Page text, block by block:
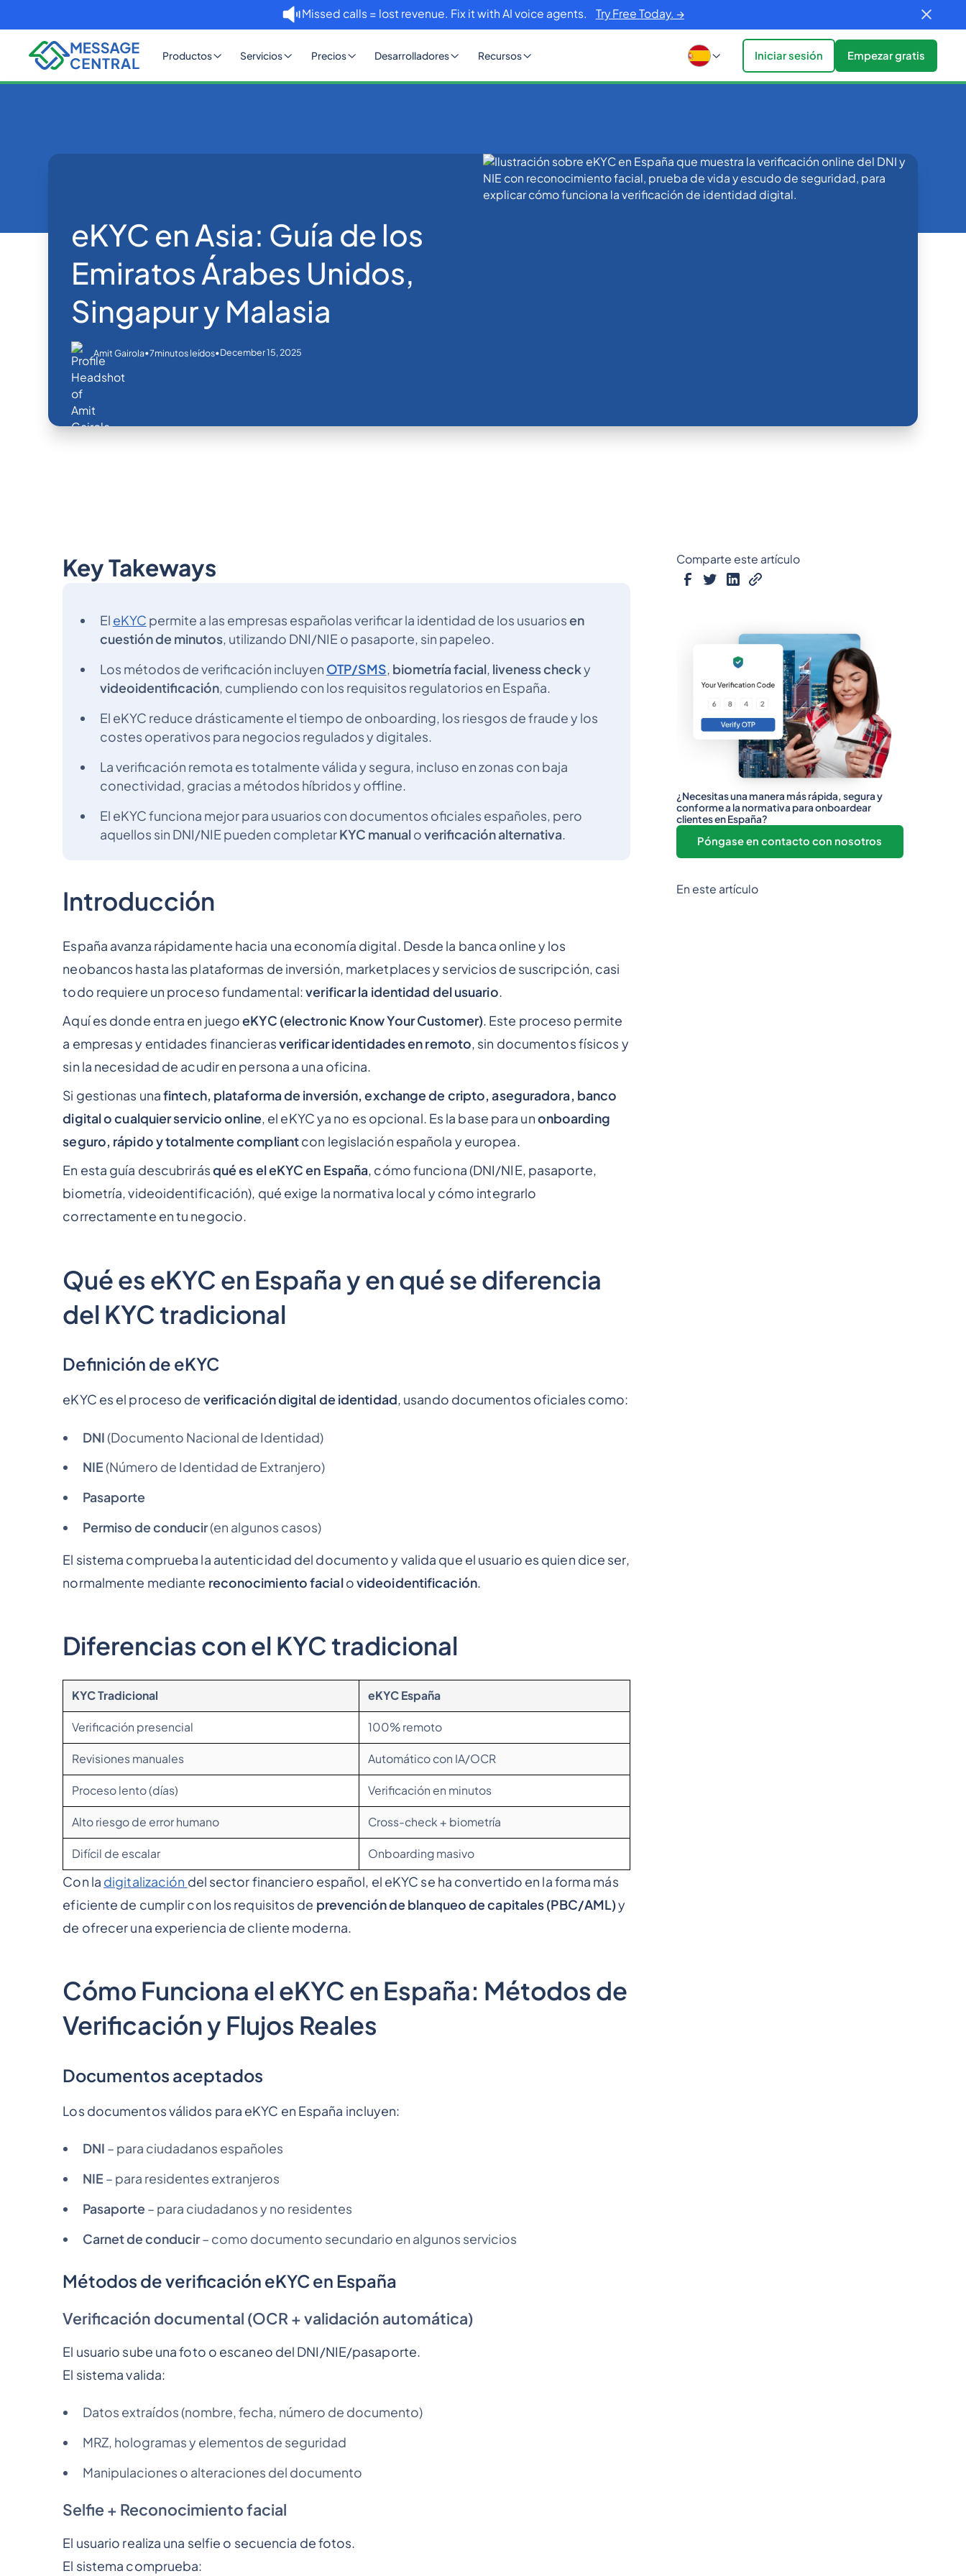
Missed calls = lost revenue. Fix it with AI voice agents. Try Free Today. →
Productos Servicios Precios Desarrolladores Recursos Iniciar sesión Empezar gratis
eKYC en Asia: Guía de los Emiratos Árabes Unidos, Singapur y Malasia
eKYC en Asia: Guía de los
Emiratos Árabes Unidos,
Singapur y Malasia
Amit Gairola•7minutos leídos•December 15, 2025
Key Takeways
El eKYC permite a las empresas españolas verificar la identidad de los usuariosen
cuestión de minutos, utilizando DNI/NIE o pasaporte, sin papeleo.
Los métodos de verificación incluyen OTP/SMS, biometría facial, liveness checky
videoidentificación, cumpliendo con los requisitos regulatorios en España.
El eKYC reduce drásticamente el tiempo de onboarding, los riesgos de fraude y los
costes operativos para negocios regulados y digitales.
La verificación remota es totalmente válida y segura, incluso en zonas con baja
conectividad, gracias a métodos híbridos y offline.
El eKYC funciona mejor para usuarios con documentos oficiales españoles, pero
aquellos sin DNI/NIE pueden completarKYC manualoverificación alternativa.
Introducción
España avanza rápidamente hacia una economía digital. Desde la banca online y los
neobancos hasta las plataformas de inversión, marketplaces y servicios de suscripción, casi
todo requiere un proceso fundamental:verificar la identidad del usuario.
Aquí es donde entra en juegoeKYC (electronic Know Your Customer). Este proceso permite
a empresas y entidades financierasverificar identidades en remoto, sin documentos físicos y
sin la necesidad de acudir en persona a una oficina.
Si gestionas unafintech, plataforma de inversión, exchange de cripto, aseguradora, banco
digital o cualquier servicio online, el eKYC ya no es opcional. Es la base para unonboarding
seguro, rápido y totalmente compliantcon legislación española y europea.
En esta guía descubrirásqué es el eKYC en España, cómo funciona (DNI/NIE, pasaporte,
biometría, videoidentificación), qué exige la normativa local y cómo integrarlo
correctamente en tu negocio.
Qué es eKYC en España y en qué se diferencia
del KYC tradicional
Definición de eKYC
eKYC es el proceso de verificación digital de identidad, usando documentos oficiales como:
DNI (Documento Nacional de Identidad)
NIE (Número de Identidad de Extranjero)
Pasaporte
Permiso de conducir(en algunos casos)
El sistema comprueba la autenticidad del documento y valida que el usuario es quien dice ser,
normalmente mediante reconocimiento facialovideoidentificación.
Diferencias con el KYC tradicional
KYC Tradicional eKYC España
Verificación presencial 100% remoto
Revisiones manuales Automático con IA/OCR
Proceso lento (días) Verificación en minutos
Alto riesgo de error humano Cross-check + biometría
Difícil de escalar Onboarding masivo
Con la digitalización del sector financiero español, el eKYC se ha convertido en la forma más
eficiente de cumplir con los requisitos de prevención de blanqueo de capitales (PBC/AML)y
de ofrecer una experiencia de cliente moderna.
Cómo Funciona el eKYC en España: Métodos de
Verificación y Flujos Reales
Documentos aceptados
Los documentos válidos para eKYC en España incluyen:
DNI – para ciudadanos españoles
NIE – para residentes extranjeros
Pasaporte – para ciudadanos y no residentes
Carnet de conducir– como documento secundario en algunos servicios
Métodos de verificación eKYC en España
Verificación documental (OCR + validación automática)
El usuario sube una foto o escaneo del DNI/NIE/pasaporte.
El sistema valida:
Datos extraídos (nombre, fecha, número de documento)
MRZ, hologramas y elementos de seguridad
Manipulaciones o alteraciones del documento
Selfie + Reconocimiento facial
El usuario realiza una selfie o secuencia de fotos.
El sistema comprueba:
Comparte este artículo
¿Necesitas una manera más rápida, segura y
conforme a la normativa para onboardear
clientes en España?
Póngase en contacto con nosotros
En este artículo